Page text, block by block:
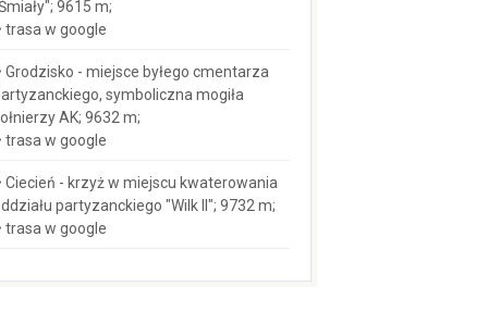
9615 m;
trasa w google
Grodzisko - miejsce byłego cmentarza
symboliczna mogiła
AK; 9632 m;
trasa w google
Ciecień - krzyż w miejscu kwaterowania
partyzanckiego "Wilk II"; 9732 m;
trasa w google